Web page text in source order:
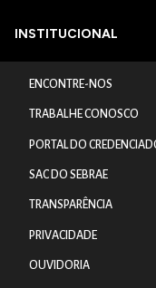
INSTITUCIONAL
ENCONTRE-NOS
TRABALHE CONOSCO
PORTAL DO
SAC DO SEBRAE
TRANSPARÊNCIA
PRIVACIDADE
OUVIDORIA